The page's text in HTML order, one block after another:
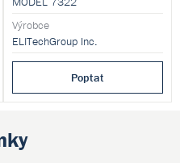
je možné využít i jako
cytocentrifugu.
Výrobce
ELITechGroup Inc.
Poptat